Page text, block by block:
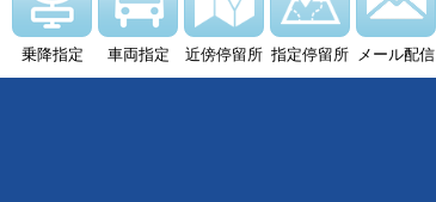
乗降指定 車両指定 近傍停留所 指定停留所 メール配信